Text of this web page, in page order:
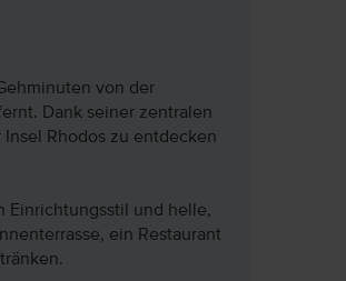
von der
Dank seiner zentralen
Rhodos zu entdecken
Einrichtungsstil und helle,
ein Restaurant